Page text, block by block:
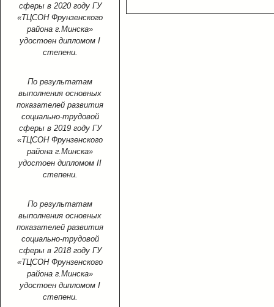
сферы в 2020 году ГУ
«ТЦСОН Фрунзенского
района г.Минска»
удостоен дипломом I
степени.
По результатам
выполнения основных
показателей развития
социально-трудовой
сферы в 2019 году ГУ
«ТЦСОН Фрунзенского
района г.Минска»
удостоен дипломом II
степени.
По результатам
выполнения основных
показателей развития
социально-трудовой
сферы в 2018 году ГУ
«ТЦСОН Фрунзенского
района г.Минска»
удостоен дипломом I
степени.